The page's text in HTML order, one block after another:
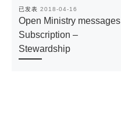
已发表 2018-04-16
Open Ministry messages
Subscription –
Stewardship